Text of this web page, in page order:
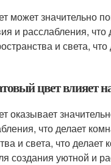
может значительно
и расслабления,
и света,
цвет влияет
оказывает
что делает
и света, что делает
создания уютной и